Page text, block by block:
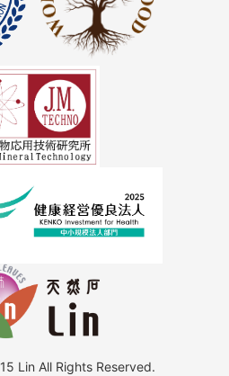
Lin All Rights Reserved.